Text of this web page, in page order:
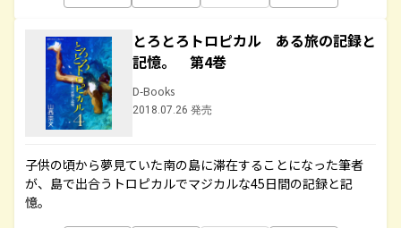
とろとろトロピカル ある旅の記録と
記憶。 第4巻
D-Books
2018.07.26 発売
子供の頃から夢見ていた南の島に滞在することになった筆者
が、島で出合うトロピカルでマジカルな45日間の記録と記
憶。